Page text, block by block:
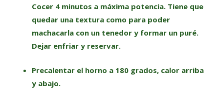
Cocer 4 minutos a máxima potencia. Tiene que
quedar una textura como para poder
machacarla con un tenedor y formar un puré.
Dejar enfriar y reservar.
Precalentar el horno a 180 grados, calor arriba
y abajo.